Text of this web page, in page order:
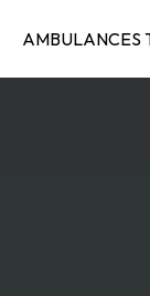
AMBULANCES